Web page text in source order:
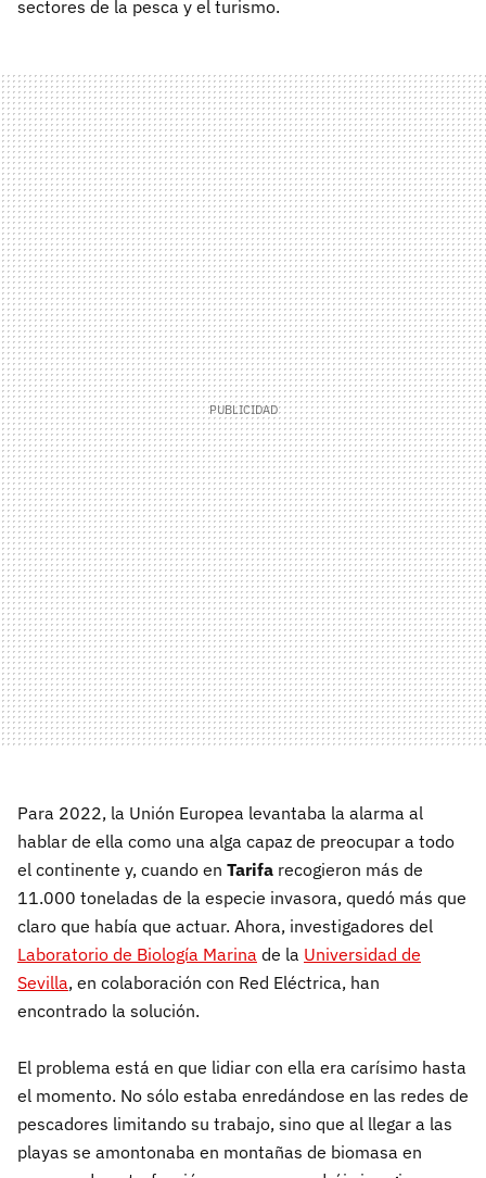
sectores de la pesca y el turismo.
Para 2022, la Unión Europea levantaba la alarma al
hablar de ella como una alga capaz de preocupar a todo
el continente y, cuando en Tarifa recogieron más de
11.000 toneladas de la especie invasora, quedó más que
claro que había que actuar. Ahora, investigadores del
Laboratorio de Biología Marina de la Universidad de
Sevilla, en colaboración con Red Eléctrica, han
encontrado la solución.
El problema está en que lidiar con ella era carísimo hasta
el momento. No sólo estaba enredándose en las redes de
pescadores limitando su trabajo, sino que al llegar a las
playas se amontonaba en montañas de biomasa en